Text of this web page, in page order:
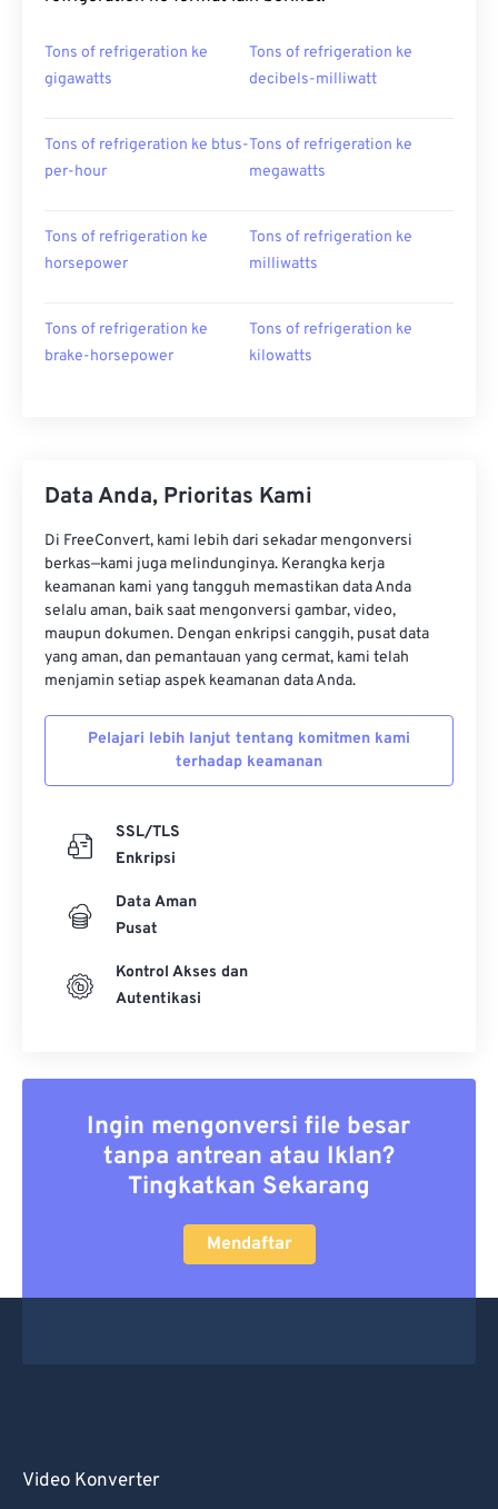
Tons of refrigeration ke
gigawatts
Tons of refrigeration ke
decibels-milliwatt
Tons of refrigeration ke btus-
per-hour
Tons of refrigeration ke
megawatts
Tons of refrigeration ke
horsepower
Tons of refrigeration ke
milliwatts
Tons of refrigeration ke
brake-horsepower
Tons of refrigeration ke
kilowatts
Data Anda, Prioritas Kami
Di FreeConvert, kami lebih dari sekadar mengonversi
berkas—kami juga melindunginya. Kerangka kerja
keamanan kami yang tangguh memastikan data Anda
selalu aman, baik saat mengonversi gambar, video,
maupun dokumen. Dengan enkripsi canggih, pusat data
yang aman, dan pemantauan yang cermat, kami telah
menjamin setiap aspek keamanan data Anda.
Pelajari lebih lanjut tentang komitmen kami
terhadap keamanan
SSL/TLS
Enkripsi
Data Aman
Pusat
Kontrol Akses dan
Autentikasi
Ingin mengonversi file besar
tanpa antrean atau Iklan?
Tingkatkan Sekarang
Mendaftar
Video Konverter